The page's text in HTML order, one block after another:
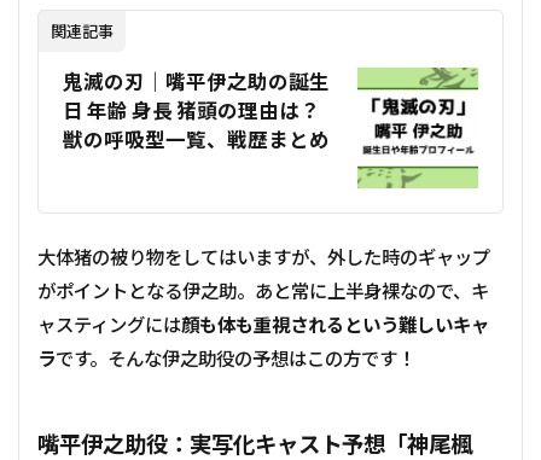
関連記事
鬼滅の刃｜嘴平伊之助の誕生
日 年齢 身長 猪頭の理由は？
獣の呼吸型一覧、戦歴まとめ
大体猪の被り物をしてはいますが、外した時のギャップ
がポイントとなる伊之助。あと常に上半身裸なので、キ
ャスティングには顔も体も重視されるという難しいキャ
ラです。そんな伊之助役の予想はこの方です！
嘴平伊之助役：実写化キャスト予想「神尾楓